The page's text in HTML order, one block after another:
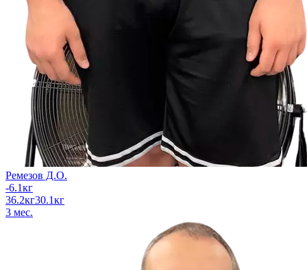
Ремезов Д.О.
-6.1кг
36.2кг30.1кг
3 мес.